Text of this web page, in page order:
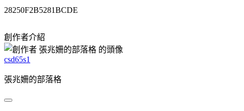
28250F2B5281BCDE
創作者介紹
csd65s1
張兆姍的部落格